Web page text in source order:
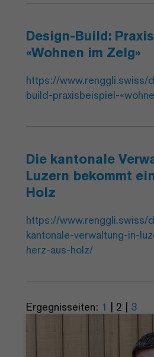
Design-Build:
«Wohnen im Zelg»
https://www.renggli.swiss/
build-praxisbeispiel-
Die kantonale
Luzern bekommt
Holz
https://www.renggli.swiss/
kantonale-verwaltung-in-
herz-aus-holz/
Ergegnisseiten: 1 | 2 | 3